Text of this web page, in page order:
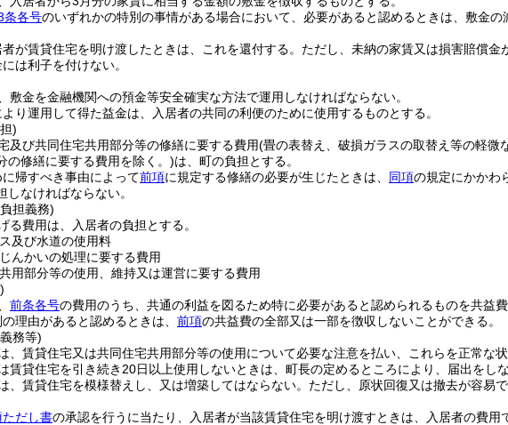
条各号のいずれかの特別の事情がある場合において、必要があると認めるときは、敷金
が賃貸住宅を明け渡したときは、これを還付する。 ただし、未納の家賃又は損害賠償金
は利子を付けない。
敷金を金融機関への預金等安全確実な方法で運用しなければならない。
り運用して得た益金は、入居者の共同の利便のために使用するものとする。
)
及び共同住宅共用部分等の修繕に要する費用(畳の表替え、破損ガラスの取替え等の軽微
の修繕に要する費用を除く。)は、町の負担とする。
に帰すべき事由によって前項に規定する修繕の必要が生じたときは、 同項の規定にかかわ
しなければならない。
担義務)
る費用は、入居者の負担とする。
及び水道の使用料
んかいの処理に要する費用
用部分等の使用、維持又は運営に要する費用
前条各号の費用のうち、共通の利益を図るため特に必要があると認められるものを共益
理由があると認めるときは、 前項の共益費の全部又は一部を徴収しないことができる。
務等)
、賃貸住宅又は共同住宅共用部分等の使用について必要な注意を払い、これらを正常な
賃貸住宅を引き続き20日以上使用しないときは、町長の定めるところにより、届出をし
、賃貸住宅を模様替えし、又は増築してはならない。 ただし、原状回復又は撤去が容易
ただし書の承認を行うに当たり、入居者が当該賃貸住宅を明け渡すときは、入居者の費